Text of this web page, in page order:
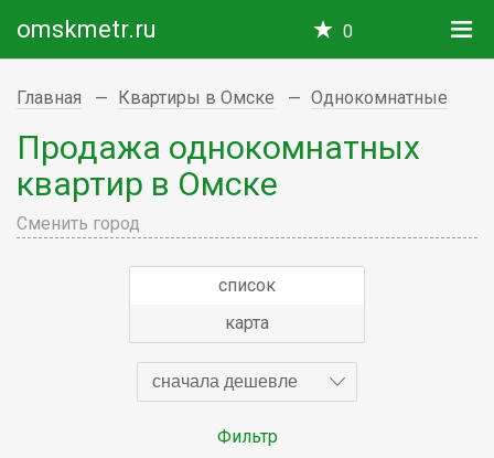
omskmetr.ru 0
Главная Квартиры в Омске Однокомнатные
Продажа однокомнатных
квартир в Омске
Сменить город
список
карта
сначала дешевле
Фильтр